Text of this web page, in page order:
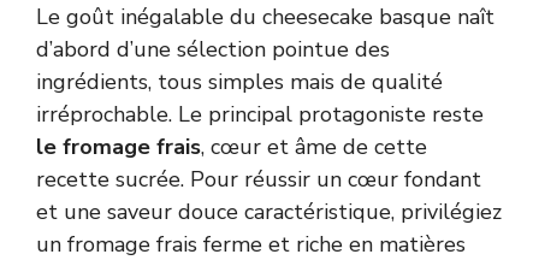
Le goût inégalable du cheesecake basque naît
d’abord d’une sélection pointue des
ingrédients, tous simples mais de qualité
irréprochable. Le principal protagoniste reste
le fromage frais, cœur et âme de cette
recette sucrée. Pour réussir un cœur fondant
et une saveur douce caractéristique, privilégiez
un fromage frais ferme et riche en matières